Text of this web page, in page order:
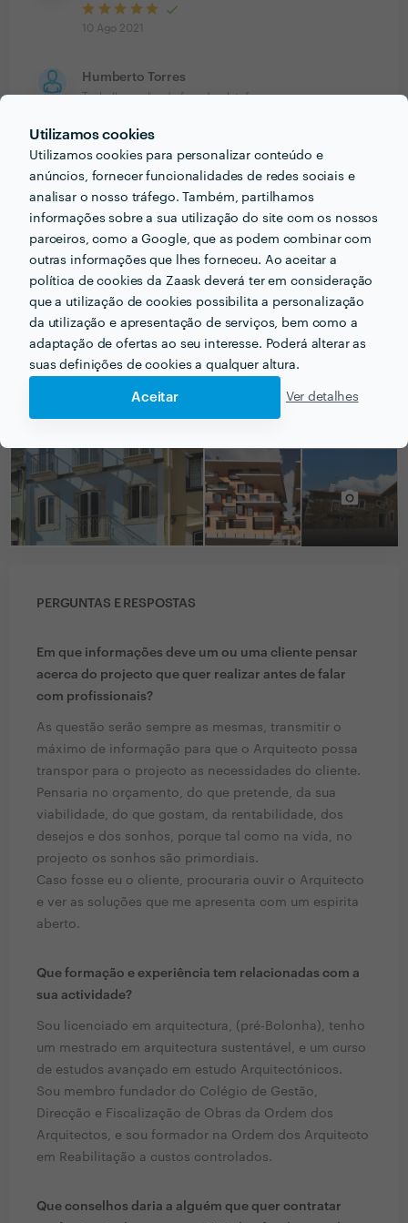
Utilizamos cookies
Utilizamos cookies para personalizar conteúdo e
anúncios, fornecer funcionalidades de redes sociais e
analisar o nosso tráfego. Também, partilhamos
informações sobre a sua utilização do site com os nossos
parceiros, como a Google, que as podem combinar com
outras informações que lhes forneceu. Ao aceitar a
política de cookies da Zaask deverá ter em consideração
que a utilização de cookies possibilita a personalização
da utilização e apresentação de serviços, bem como a
adaptação de ofertas ao seu interesse. Poderá alterar as
suas definições de cookies a qualquer altura.
Aceitar Ver detalhes
10 Ago 2021
Humberto Torres
Trabalho realizado fora da plataforma
15 Jan 2019
Serviço espetacular e super profissional, o arq Macedo
acompanhou-nos desde o início ouvindo-nos sempre,
negociando com o empreiteiro e acompanhando a
obra em permanência. Recomendo vivamente
PORTEFÓLIO
PERGUNTAS E RESPOSTAS
Em que informações deve um ou uma cliente pensar
acerca do projecto que quer realizar antes de falar
com profissionais?
As questão serão sempre as mesmas, transmitir o
máximo de informação para que o Arquitecto possa
transpor para o projecto as necessidades do cliente.
Pensaria no orçamento, do que pretende, da sua
viabilidade, do que gostam, da rentabilidade, dos
desejos e dos sonhos, porque tal como na vida, no
projecto os sonhos são primordiais.
Caso fosse eu o cliente, procuraria ouvir o Arquitecto
e ver as soluções que me apresenta com um espirita
aberto.
Que formação e experiência tem relacionadas com a
sua actividade?
Sou licenciado em arquitectura, (pré-Bolonha), tenho
um mestrado em arquitectura sustentável, e um curso
de estudos avançado em estudo Arquitectónicos.
Sou membro fundador do Colégio de Gestão,
Direcção e Fiscalização de Obras da Ordem dos
Arquitectos, e sou formador na Ordem dos Arquitecto
em Reabilitação a custos controlados.
Que conselhos daria a alguém que quer contratar